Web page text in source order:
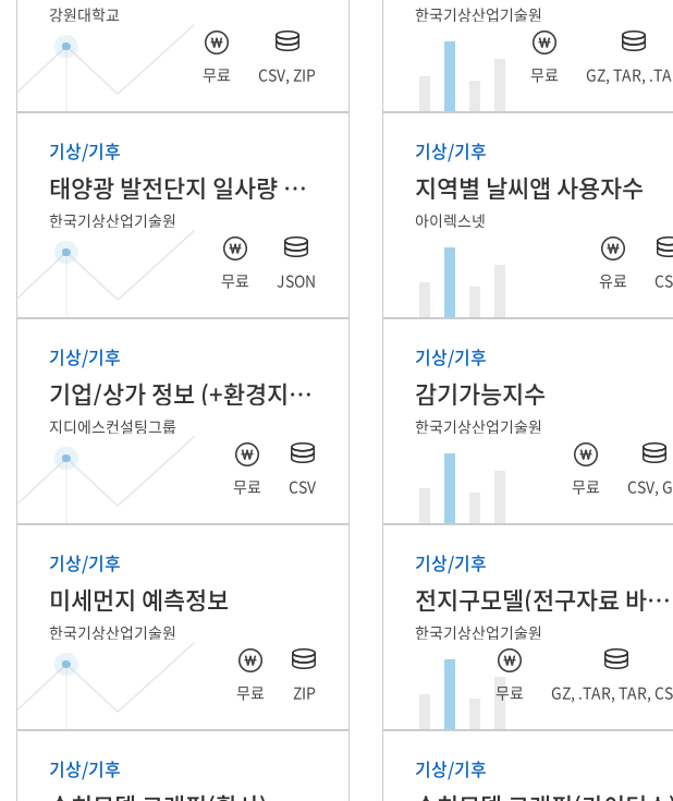
강원대학교
무료 CSV, ZIP
한국기상산업기술원
무료 GZ, TAR,
기상/기후
태양광 발전단지 일사량 및 발전량 예측 자료
한국기상산업기술원
무료 JSON
기상/기후
지역별 날씨앱 사용자수
아이렉스넷
유료
기상/기후
기업/상가 정보 (+환경지수)
지디에스컨설팅그룹
무료 CSV
기상/기후
감기가능지수
한국기상산업기술원
무료 CSV,
기상/기후
미세먼지 예측정보
한국기상산업기술원
무료 ZIP
기상/기후
전지구모델(전구자료 바람_csv)
한국기상산업기술원
무료 GZ, .TAR, TAR,
기상/기후 기상/기후